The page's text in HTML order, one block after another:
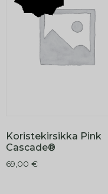
Koristekirsikka Pink
Cascade®
69,00 €